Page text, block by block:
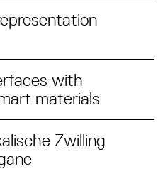
with
materials
Zwilling